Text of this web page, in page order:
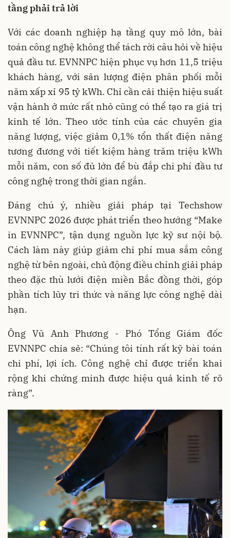
tầng phải trả lời
Với các doanh nghiệp hạ tầng quy mô lớn, bài
toán công nghệ không thể tách rời câu hỏi về hiệu
quả đầu tư. EVNNPC hiện phục vụ hơn 11,5 triệu
khách hàng, với sản lượng điện phân phối mỗi
năm xấp xỉ 95 tỷ kWh. Chỉ cần cải thiện hiệu suất
vận hành ở mức rất nhỏ cũng có thể tạo ra giá trị
kinh tế lớn. Theo ước tính của các chuyên gia
năng lượng, việc giảm 0,1% tổn thất điện năng
tương đương với tiết kiệm hàng trăm triệu kWh
mỗi năm, con số đủ lớn để bù đắp chi phí đầu tư
công nghệ trong thời gian ngắn.
Đáng chú ý, nhiều giải pháp tại Techshow
EVNNPC 2026 được phát triển theo hướng “Make
in EVNNPC”, tận dụng nguồn lực kỹ sư nội bộ.
Cách làm này giúp giảm chi phí mua sắm công
nghệ từ bên ngoài, chủ động điều chỉnh giải pháp
theo đặc thù lưới điện miền Bắc đồng thời, góp
phần tích lũy tri thức và năng lực công nghệ dài
hạn.
Ông Vũ Anh Phương - Phó Tổng Giám đốc
EVNNPC chia sẻ: “Chúng tôi tính rất kỹ bài toán
chi phí, lợi ích. Công nghệ chỉ được triển khai
rộng khi chứng minh được hiệu quả kinh tế rõ
ràng”.